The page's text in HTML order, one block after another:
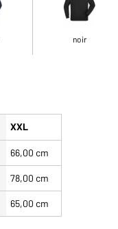
noir
XXL
66,00 cm
78,00 cm
65,00 cm